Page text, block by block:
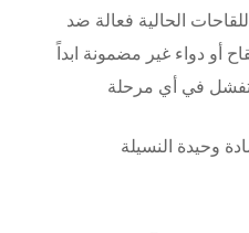
الحالية فعالة ضد
أو دواء غير مضمونة ابداً
تفشل في أي مرحلة
وحيدة النسيلة